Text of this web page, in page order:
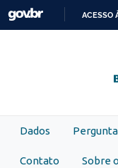
Skip to main content
ACESSO
Dados
Contato Sobre